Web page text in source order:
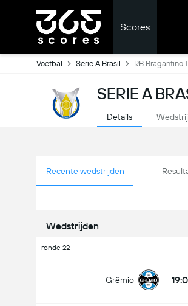
Scores
Voetbal Serie A Brasil RB Bragantino
SERIE A
Details
Recente wedstrijden
Wedstrijden
ronde 22
Grêmio